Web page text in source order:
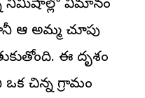
నిమిషాల్లో విమానం
ఆ అమ్మ చూపు
ఈ దృశ్యం
చిన్న గ్రామం